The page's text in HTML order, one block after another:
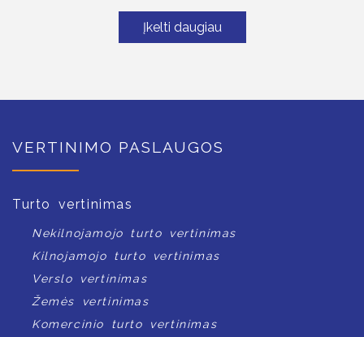
Įkelti daugiau
VERTINIMO PASLAUGOS
Turto vertinimas
Nekilnojamojo turto vertinimas
Kilnojamojo turto vertinimas
Verslo vertinimas
Žemės vertinimas
Komercinio turto vertinimas